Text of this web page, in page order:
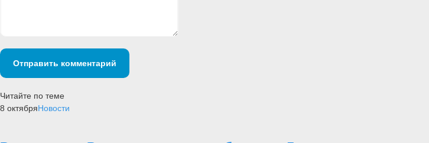
Отправить комментарий
Читайте по теме
8 октябряНовости